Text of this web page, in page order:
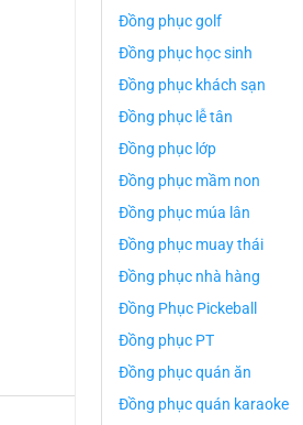
Đồng phục golf
Đồng phục học sinh
Đồng phục khách sạn
Đồng phục lễ tân
Đồng phục lớp
Đồng phục mầm non
Đồng phục múa lân
Đồng phục muay thái
Đồng phục nhà hàng
Đồng Phục Pickeball
Đồng phục PT
Đồng phục quán ăn
Đồng phục quán karaoke